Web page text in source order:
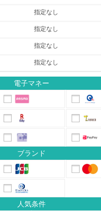
電子マネー
ブランド
人気条件